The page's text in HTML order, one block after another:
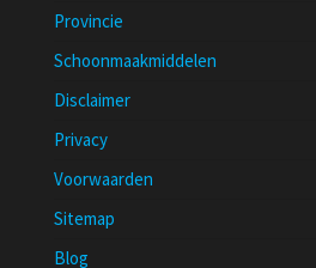
Provincie
Schoonmaakmiddelen
Disclaimer
Privacy
Voorwaarden
Sitemap
Blog